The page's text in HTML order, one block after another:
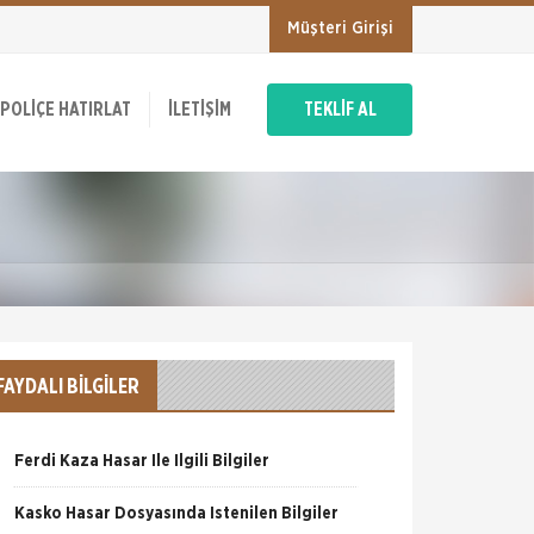
Müşteri Girişi
POLIÇE HATIRLAT İLETIŞIM TEKLİF AL
FAYDALI BİLGİLER
Ferdi Kaza Hasar İle İlgili Bilgiler
Kasko Hasar Dosyasında İstenilen Bilgiler